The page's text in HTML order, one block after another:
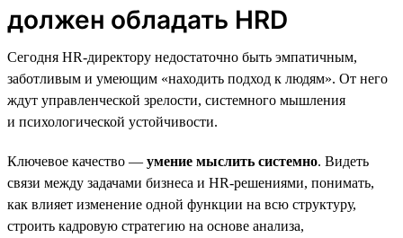
должен обладать HRD
Сегодня HR-директору недостаточно быть эмпатичным,
заботливым и умеющим «находить подход к людям». От него
ждут управленческой зрелости, системного мышления
и психологической устойчивости.
Ключевое качество — умение мыслить системно. Видеть
связи между задачами бизнеса и HR-решениями, понимать,
как влияет изменение одной функции на всю структуру,
строить кадровую стратегию на основе анализа,